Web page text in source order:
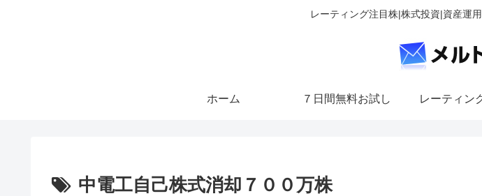
レーティング注目株|株式投資|資産運
ホーム ７日間無料お試し レーティン
中電工自己株式消却７００万株